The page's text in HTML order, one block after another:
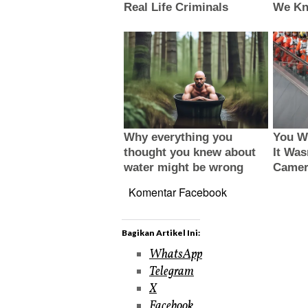
Komentar Facebook
Bagikan Artikel Ini:
WhatsApp
Telegram
X